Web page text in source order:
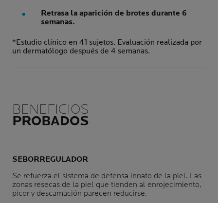
Retrasa la aparición de brotes durante 6
semanas.
*Estudio clínico en 41 sujetos. Evaluación realizada por
un dermatólogo después de 4 semanas.
BENEFICIOS
PROBADOS
SEBORREGULADOR
Se refuerza el sistema de defensa innato de la piel. Las
zonas resecas de la piel que tienden al enrojecimiento,
picor y descamación parecen reducirse.